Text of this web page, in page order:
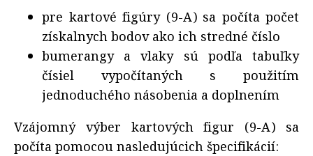
pre kartové figúry (9-A) sa počíta počet
získalnych bodov ako ich stredné číslo
bumerangy a vlaky sú podľa tabuľky
čísiel vypočítaných s použitím
jednoduchého násobenia a doplnením
Vzájomný výber kartových figur (9-A) sa
počíta pomocou nasledujúcich špecifikácií: